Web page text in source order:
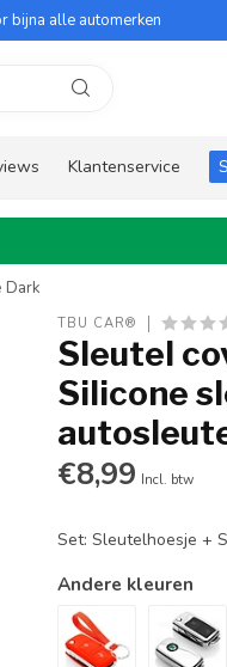
bijna alle automerken
Klantenservice
Dark
TBU CAR®
Sleutel
Silicone
€8,99 Incl. btw
Set: Sleutelhoesje +
Andere kleuren